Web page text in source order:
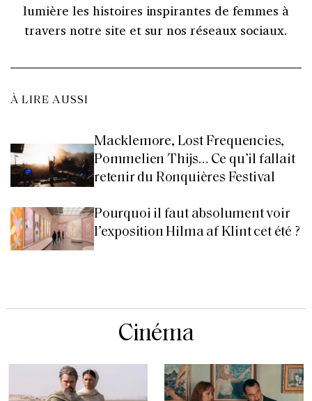
lumière les histoires inspirantes de femmes à
travers notre site et sur nos réseaux sociaux.
À LIRE AUSSI
Macklemore, Lost Frequencies,
Pommelien Thijs… Ce qu’il fallait
retenir du Ronquières Festival
Pourquoi il faut absolument voir
l’exposition Hilma af Klint cet été ?
Cinéma